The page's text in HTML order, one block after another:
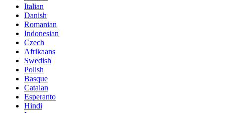
Italian
Danish
Romanian
Indonesian
Czech
Afrikaans
Swedish
Polish
Basque
Catalan
Esperanto
Hindi